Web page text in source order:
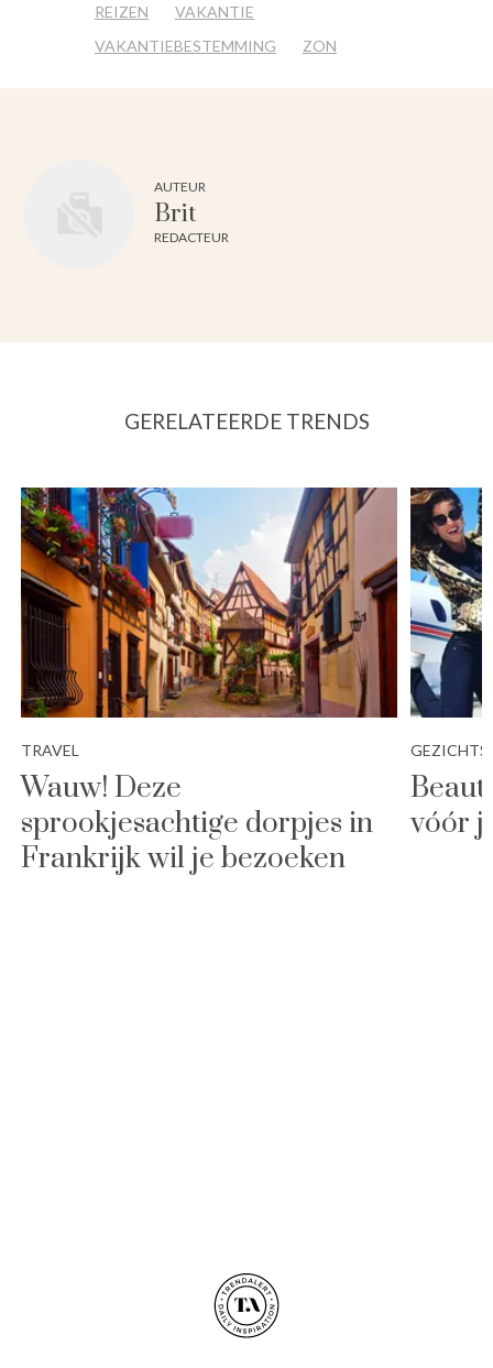
REIZEN
VAKANTIE
VAKANTIEBESTEMMING
ZON
AUTEUR
Brit
REDACTEUR
GERELATEERDE TRENDS
TRAVEL
Wauw! Deze
sprookjesachtige dorpjes in
Frankrijk wil je bezoeken
vóór